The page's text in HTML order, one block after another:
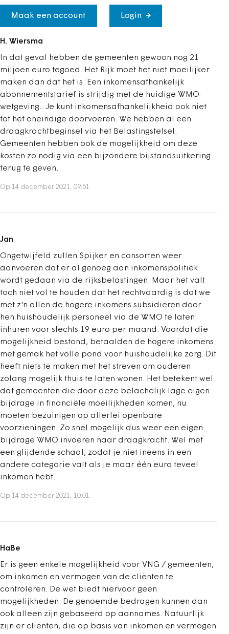
Maak een account Login
H. Wiersma
In dat geval hebben de gemeenten gewoon nog 21
miljoen euro tegoed. Het Rijk moet het niet moeilijker
maken dan dat het is. Een inkomensafhankelijk
abonnementstarief is strijdig met de huidige WMO-
wetgeving.. Je kunt inkomensafhankelijkheid ook niet
tot het oneindige doorvoeren. We hebben al een
draagkrachtbeginsel via het Belastingstelsel.
Gemeenten hebben ook de mogelijkheid om deze
kosten zo nodig via een bijzondere bijstandsuitkering
terug te geven.
Op 14 december 2021, 09:51
Jan
Ongetwijfeld zullen Spijker en consorten weer
aanvoeren dat er al genoeg aan inkomenspolitiek
wordt gedaan via de rijksbelastingen. Maar het valt
toch niet vol te houden dat het rechtvaardig is dat we
met z'n allen de hogere inkomens subsidiëren door
hen huishoudelijk personeel via de WMO te laten
inhuren voor slechts 19 euro per maand. Voordat die
mogelijkheid bestond, betaalden de hogere inkomens
met gemak het volle pond voor huishoudelijke zorg. Dit
heeft niets te maken met het streven om ouderen
zolang mogelijk thuis te laten wonen. Het betekent wel
dat gemeenten die door deze belachelijk lage eigen
bijdrage in financiële moeilijkheden komen, nu
moeten bezuinigen op allerlei openbare
voorzieningen. Zo snel mogelijk dus weer een eigen
bijdrage WMO invoeren naar draagkracht. Wel met
een glijdende schaal, zodat je niet ineens in een
andere categorie valt als je maar één euro teveel
inkomen hebt.
Op 14 december 2021, 10:01
HaBe
Er is geen enkele mogelijkheid voor VNG / gemeenten,
om inkomen en vermogen van de cliënten te
controleren. De wet biedt hiervoor geen
mogelijkheden. De genoemde bedragen kunnen dan
ook alleen zijn gebaseerd op aannames. Natuurlijk
zijn er cliënten, die op basis van inkomen en vermogen